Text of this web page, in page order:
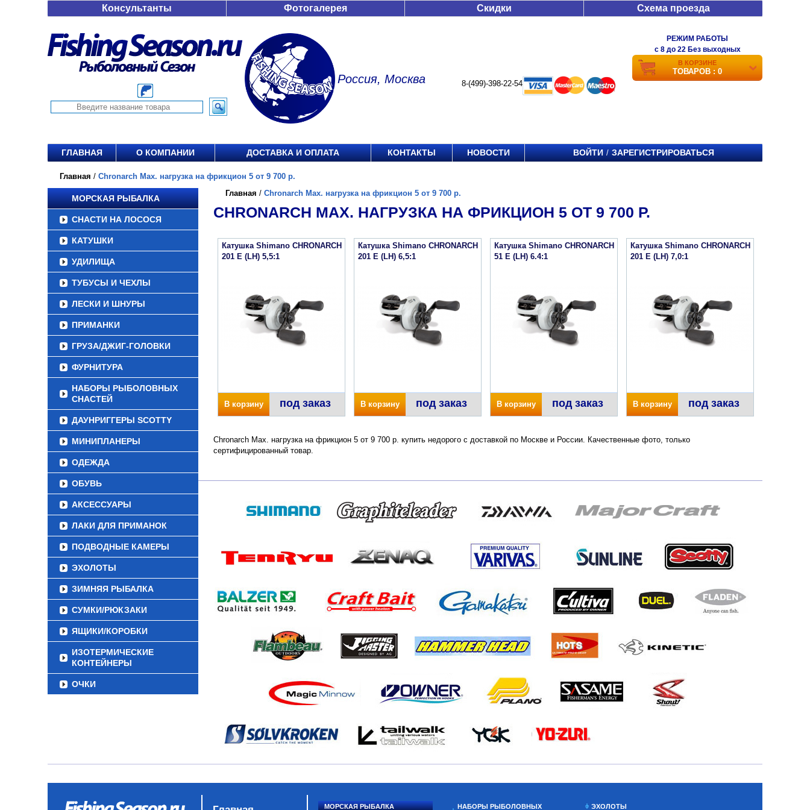
Консультанты Фотогалерея Скидки Схема проезда
Россия, Москва 8-(499)-398-22-54
РЕЖИМ РАБОТЫ
c 8 до 22 Без выходных
В КОРЗИНЕ
ТОВАРОВ : 0
ГЛАВНАЯ О КОМПАНИИ ДОСТАВКА И ОПЛАТА КОНТАКТЫ НОВОСТИ ВОЙТИ / ЗАРЕГИСТРИРОВАТЬСЯ
Главная / Chronarch Max. нагрузка на фрикцион 5 от 9 700 р.
МОРСКАЯ РЫБАЛКА
СНАСТИ НА ЛОСОСЯ
КАТУШКИ
УДИЛИЩА
ТУБУСЫ И ЧЕХЛЫ
ЛЕСКИ И ШНУРЫ
ПРИМАНКИ
ГРУЗА/ДЖИГ-ГОЛОВКИ
ФУРНИТУРА
НАБОРЫ РЫБОЛОВНЫХ
СНАСТЕЙ
ДАУНРИГГЕРЫ SCOTTY
МИНИПЛАНЕРЫ
ОДЕЖДА
ОБУВЬ
АКСЕССУАРЫ
ЛАКИ ДЛЯ ПРИМАНОК
ПОДВОДНЫЕ КАМЕРЫ
ЭХОЛОТЫ
ЗИМНЯЯ РЫБАЛКА
СУМКИ/РЮКЗАКИ
ЯЩИКИ/КОРОБКИ
ИЗОТЕРМИЧЕСКИЕ
КОНТЕЙНЕРЫ
ОЧКИ
Главная / Chronarch Max. нагрузка на фрикцион 5 от 9 700 р.
CHRONARCH MAX. НАГРУЗКА НА ФРИКЦИОН 5 ОТ 9 700 Р.
Катушка Shimano CHRONARCH
201 E (LH) 5,5:1
В корзину под заказ
Катушка Shimano CHRONARCH
201 E (LH) 6,5:1
В корзину под заказ
Катушка Shimano CHRONARCH
51 E (LH) 6.4:1
В корзину под заказ
Катушка Shimano CHRONARCH
201 E (LH) 7,0:1
В корзину под заказ
Chronarch Max. нагрузка на фрикцион 5 от 9 700 р. купить недорого с доставкой по Москве и России. Качественные фото, только
сертифицированный товар.
МОРСКАЯ РЫБАЛКА НАБОРЫ РЫБОЛОВНЫХ ЭХОЛОТЫ